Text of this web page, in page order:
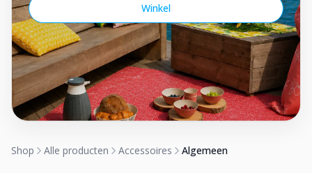
Winkel
Shop Alle producten Accessoires Algemeen